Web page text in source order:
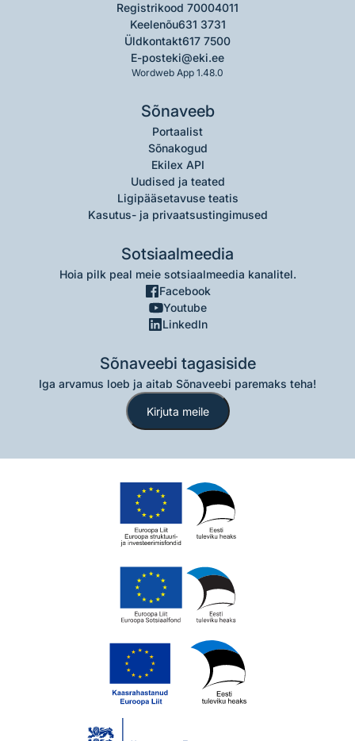
Registrikood 70004011
Keelenõu631 3731
Üldkontakt617 7500
E-posteki@eki.ee
Wordweb App 1.48.0
Sõnaveeb
Portaalist
Sõnakogud
Ekilex API
Uudised ja teated
Ligipääsetavuse teatis
Kasutus- ja privaatsustingimused
Sotsiaalmeedia
Hoia pilk peal meie sotsiaalmeedia kanalitel.
Facebook
Youtube
LinkedIn
Sõnaveebi tagasiside
Iga arvamus loeb ja aitab Sõnaveebi paremaks teha!
Kirjuta meile